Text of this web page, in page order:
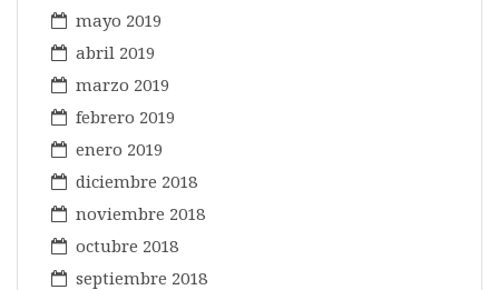
mayo 2019
abril 2019
marzo 2019
febrero 2019
enero 2019
diciembre 2018
noviembre 2018
octubre 2018
septiembre 2018